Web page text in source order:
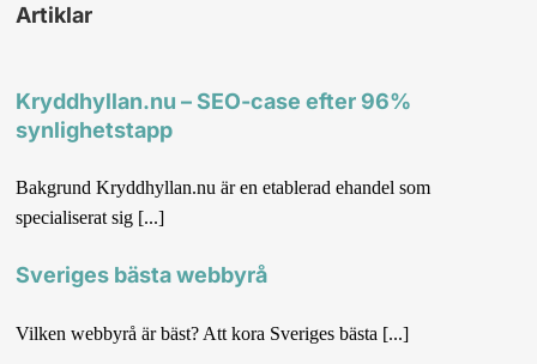
Artiklar
Kryddhyllan.nu – SEO-case efter 96%
synlighetstapp
Bakgrund Kryddhyllan.nu är en etablerad ehandel som
specialiserat sig [...]
Sveriges bästa webbyrå
Vilken webbyrå är bäst? Att kora Sveriges bästa [...]